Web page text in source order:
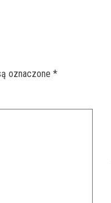
oznaczone*